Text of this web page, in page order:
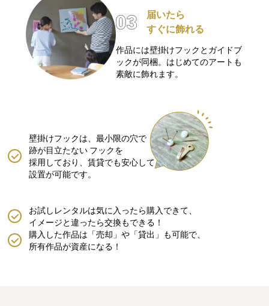
届いたら
すぐに飾れる
作品には壁掛けフックとガイドブ
ックが同梱。はじめてのアートも
素敵に飾れます。
壁掛けフックは、最小限の穴で
跡が目立たない フックを
採用しており、賃貸でも安心して
設置が可能です。
購入した作品は「売却」や「貸出」も可能で、
所有作品が資産になる！
お試しレンタルは気に入ったら購入できて、
イメージと違ったら交換もできる！